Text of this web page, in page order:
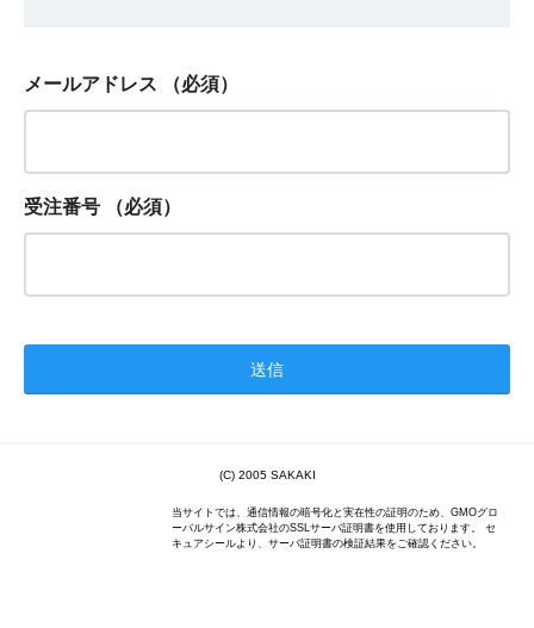
メールアドレス （必須）
受注番号 （必須）
(C) 2005 SAKAKI
当サイトでは、通信情報の暗号化と実在性の証明のため、GMOグロ
ーバルサイン株式会社のSSLサーバ証明書を使用しております。 セ
キュアシールより、サーバ証明書の検証結果をご確認ください。